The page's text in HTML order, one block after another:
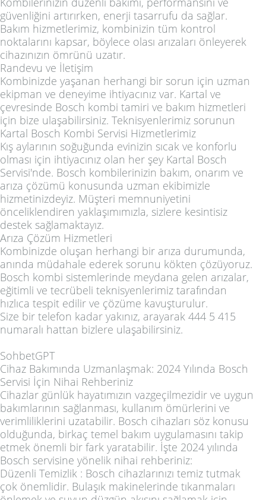
güvenliğini artırırken, enerji tasarrufu da sağlar.
Bakım hizmetlerimiz, kombinizin tüm kontrol
noktalarını kapsar, böylece olası arızaları önleyerek
cihazınızın ömrünü uzatır.
Randevu ve İletişim
Kombinizde yaşanan herhangi bir sorun için uzman
ekipman ve deneyime ihtiyacınız var. Kartal ve
çevresinde Bosch kombi tamiri ve bakım hizmetleri
için bize ulaşabilirsiniz. Teknisyenlerimiz sorunun
Kartal Bosch Kombi Servisi Hizmetlerimiz
Kış aylarının soğuğunda evinizin sıcak ve konforlu
olması için ihtiyacınız olan her şey Kartal Bosch
Servisi'nde. Bosch kombilerinizin bakım, onarım ve
arıza çözümü konusunda uzman ekibimizle
hizmetinizdeyiz. Müşteri memnuniyetini
önceliklendiren yaklaşımımızla, sizlere kesintisiz
destek sağlamaktayız.
Arıza Çözüm Hizmetleri
Kombinizde oluşan herhangi bir arıza durumunda,
anında müdahale ederek sorunu kökten çözüyoruz.
Bosch kombi sistemlerinde meydana gelen arızalar,
eğitimli ve tecrübeli teknisyenlerimiz tarafından
hızlıca tespit edilir ve çözüme kavuşturulur.
Size bir telefon kadar yakınız, arayarak 444 5 415
numaralı hattan bizlere ulaşabilirsiniz.
SohbetGPT
Cihaz Bakımında Uzmanlaşmak: 2024 Yılında Bosch
Servisi İçin Nihai Rehberiniz
Cihazlar günlük hayatımızın vazgeçilmezidir ve uygun
bakımlarının sağlanması, kullanım ömürlerini ve
verimliliklerini uzatabilir. Bosch cihazları söz konusu
olduğunda, birkaç temel bakım uygulamasını takip
etmek önemli bir fark yaratabilir. İşte 2024 yılında
Bosch servisine yönelik nihai rehberiniz:
Düzenli Temizlik : Bosch cihazlarınızı temiz tutmak
çok önemlidir. Bulaşık makinelerinde tıkanmaları